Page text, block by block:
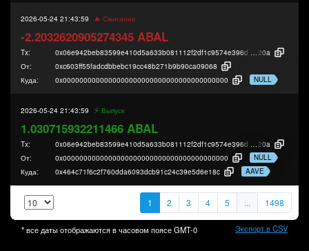
2026-05-24 21:43:59 🔥 Сжигание
-2.2032620905274345 ABAL
Tx: 0x06e942beb83599e410d5a633b081112f2df1c9574e396d3690edcc82c1ff0
20a
От:
0xc603ff55fadcdbbebc19cc48b271b9b90ca09068
Куда:
0x0000000000000000000000000000000000000000 NULL
2026-05-24 21:43:59 ⚡️ Выпуск
1.030715932211466 ABAL
Tx: 0x06e942beb83599e410d5a633b081112f2df1c9574e396d3690edcc82c1ff0
20a
От:
0x0000000000000000000000000000000000000000
NULL
Куда:
0x464c71f6c2f760dda6093dcb91c24c39e5d6e18c AAVE
1 2 3 4 5 ... 1498
* все даты отображаются в часовом поясеGMT-0 Экспорт в CSV